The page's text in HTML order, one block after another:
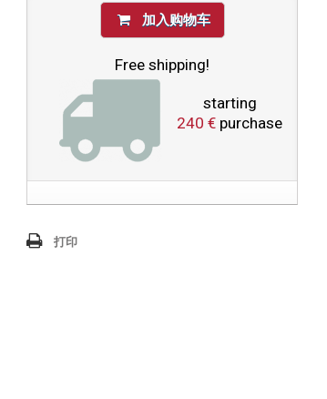
加入购物车
Free shipping!
starting
240 € purchase
打印